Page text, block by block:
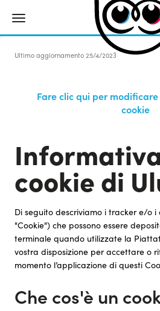
Ultimo aggiornamento 25/4/2023
Fare clic qui per
cookie
cookie di
Di seguito descriviamo i tracker e/o i
"Cookie") che possono essere
terminale quando utilizzate la
vostra disposizione per accettare o
momento l’applicazione di questi
Che cos'è un